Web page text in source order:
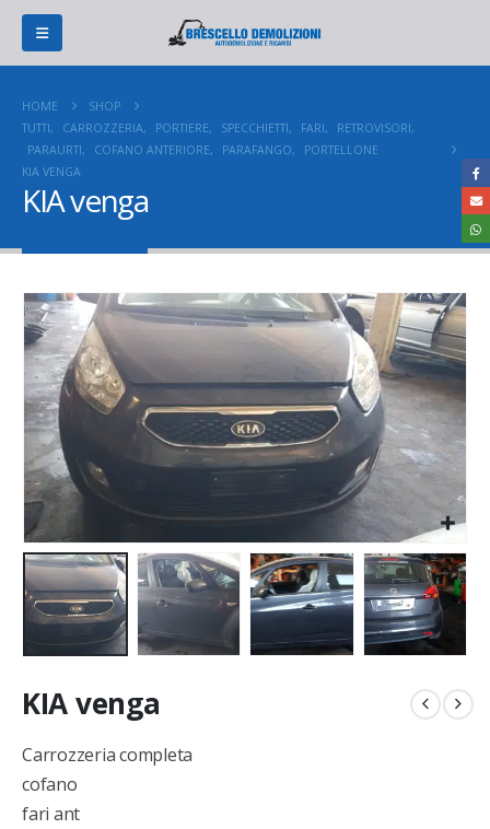
HOME
SHOP
TUTTI, CARROZZERIA, PORTIERE, SPECCHIETTI, FARI, RETROVISORI,
PARAURTI, COFANO ANTERIORE, PARAFANGO,
PORTELLONE
KIA VENGA
KIA venga
KIA venga
Carrozzeria completa
cofano
fari ant